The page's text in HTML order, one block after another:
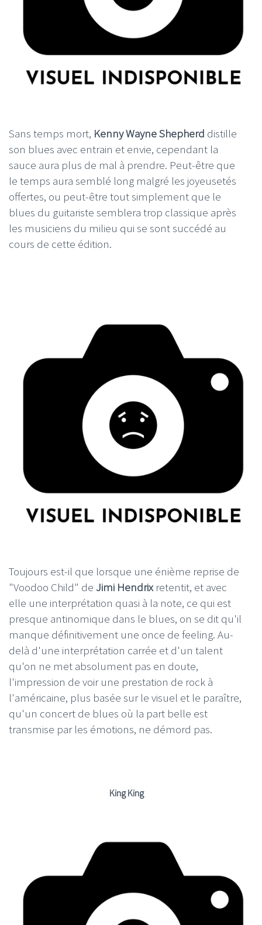
Sans temps mort, Kenny Wayne Shepherd distille
son blues avec entrain et envie, cependant la
sauce aura plus de mal à prendre. Peut-être que
le temps aura semblé long malgré les joyeusetés
offertes, ou peut-être tout simplement que le
blues du guitariste semblera trop classique après
les musiciens du milieu qui se sont succédé au
cours de cette édition.
Toujours est-il que lorsque une énième reprise de
"Voodoo Child" de Jimi Hendrixretentit, et avec
elle une interprétation quasi à la note, ce qui est
presque antinomique dans le blues, on se dit qu'il
manque définitivement une once de feeling. Au-
delà d'une interprétation carrée et d'un talent
qu'on ne met absolument pas en doute,
l'impression de voir une prestation de rock à
l'américaine, plus basée sur le visuel et le paraître,
qu'un concert de blues où la part belle est
transmise par les émotions, ne démord pas.
King King